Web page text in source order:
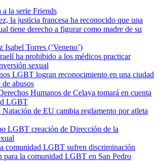
a la serie Friends
la justicia francesa ha reconocido que una
tiene derecho a figurar como madre de su
Isabel Torres (‘Veneno’)
ha prohibido a los médicos practicar
sexual
LGBT logran reconocimiento en una ciudad
abusos
Humanos de Celaya tomará en cuenta
LGBT
Natación de EU cambia reglamento por atleta
LGBT creación de Dirección de la
comunidad LGBT sufren discriminación
para la comunidad LGBT en San Pedro